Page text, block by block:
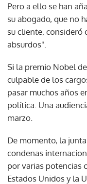
Pero a ello se han
su abogado, que no
su cliente, consideró
absurdos".
Si la premio Nobel
culpable de los
pasar muchos años
política. Una
marzo.
De momento, la
condenas
por varias potencias
Estados Unidos y la